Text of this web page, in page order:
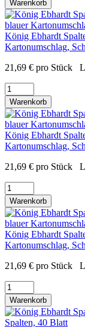
Warenkorb
König Ebhardt
Kartonumschlag,
21,69 € pro Stück
Warenkorb
König Ebhardt
Kartonumschlag,
21,69 € pro Stück
Warenkorb
König Ebhardt
Kartonumschlag,
21,69 € pro Stück
Warenkorb